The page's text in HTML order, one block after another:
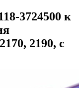
3724500 к
2190, с